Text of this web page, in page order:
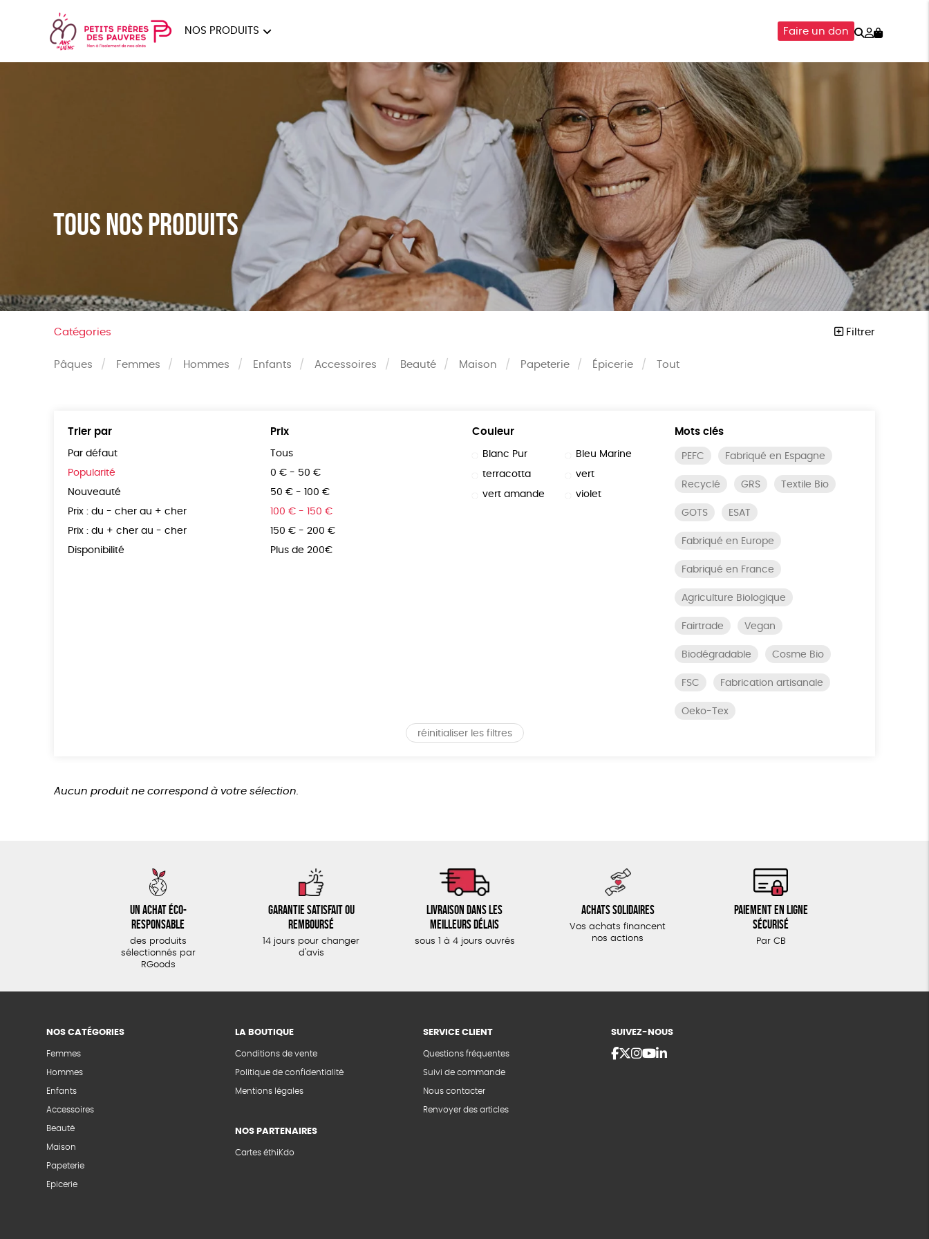
NOS PRODUITS
HOMMES ENFANTS ACCESSOIRES ÉPICERIE
BEAUTÉ MAISON
Faire un don Rechercher
Mon
Tous nos produits
Catégories Filtrer
Pâques Femmes Hommes Enfants Accessoires Beauté Maison Papeterie Épicerie Tout
Trier par
Par défaut
Popularité
Nouveauté
Prix : du - cher au + cher
Prix : du + cher au - cher
Disponibilité
Prix
Tous
0 € - 50 €
50 € - 100 €
100 € - 150 €
150 € - 200 €
Plus de 200€
Couleur
Blanc Pur Bleu Marine
terracotta vert
vert amande violet
Mots clés
PEFC Fabriqué en Espagne
Recyclé GRS Textile Bio
GOTS ESAT
Fabriqué en Europe
Fabriqué en France
Agriculture Biologique
Fairtrade Vegan
Biodégradable Cosme Bio
FSC Fabrication artisanale
Oeko-Tex
réinitialiser les filtres
Aucun produit ne correspond à votre sélection.
Un achat éco-
responsable
des produits
sélectionnés par
RGoods
Garantie satisfait ou
remboursé
14 jours pour changer
d'avis
Livraison dans les
meilleurs délais
sous 1 à 4 jours ouvrés
Achats solidaires
Vos achats financent
nos actions
Paiement en ligne
sécurisé
Par CB
NOS CATÉGORIES
Femmes
Hommes
Enfants
Accessoires
Beauté
Maison
Papeterie
Epicerie
LA BOUTIQUE
Conditions de vente
Politique de confidentialité
Mentions légales
NOS PARTENAIRES
Cartes éthiKdo
SERVICE CLIENT
Questions fréquentes
Suivi de commande
Nous contacter
Renvoyer des articles
SUIVEZ-NOUS